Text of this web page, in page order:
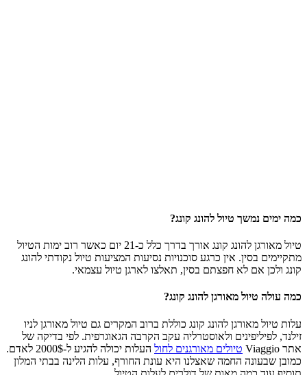
כמה ימים נמשך טיול להונג קונג?
טיול מאורגן להונג קונג אורך בדרך כלל כ-21 יום כאשר רוב ימות הטיול
מתקיימים בסין. אין כרגע סוכנויות נסיעות המציעות טיול נקודתי להונג
קונג ולכן אם לא חפצתם בסין, תאלצו לארגן טיול עצמאי.
כמה עולה טיול מאורגן להונג קונג?
עלות טיול מאורגן להונג קונג כוללת ברוב המקרים גם טיול מאורגן לניו
זילנד, לפיליפינים ולאוסטרליה עקב הקרבה הגאוגרפית. לפי בדיקה של
אתר Viaggio
טיולים מאורגנים לחול
העלות יכולה להגיע ל-2000$ לאדם.
כמובן שבעונה החמה שאצלנו היא עונת החורף, עלות הלינה בבתי המלון